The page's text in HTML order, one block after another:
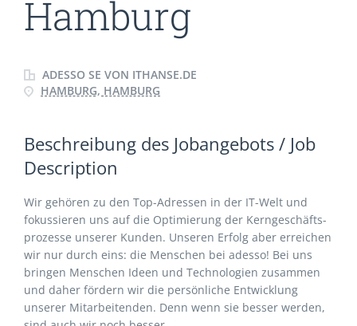
Hamburg
ADESSO SE VON ITHANSE.DE
HAMBURG, HAMBURG
Beschreibung des Jobangebots / Job
Description
Wir gehören zu den Top-Adressen in der IT-Welt und
fokussieren uns auf die Optimierung der Kerngeschäfts­
prozesse unserer Kunden. Unseren Erfolg aber erreichen
wir nur durch eins: die Menschen bei adesso! Bei uns
bringen Menschen Ideen und Technologien zusammen
und daher fördern wir die persönliche Entwicklung
unserer Mitarbeitenden. Denn wenn sie besser werden,